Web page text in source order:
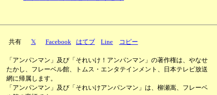
共有 𝕏 Facebook はてブ Line コピー
「アンパンマン」及び「それいけ！アンパンマン」の著作権は、やなせ
たかし、フレーベル館、トムス・エンタテインメント、日本テレビ放送
網に帰属します。
「アンパンマン」及び「それいけアンパンマン」は、柳瀬嵩、フレーベ